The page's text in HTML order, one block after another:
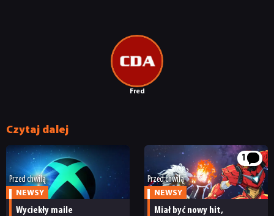
RECENZJE
PUBLICYSTYKA
RETRO
TECHNOLOGIE
Fred
Czytaj dalej
Przed chwilą
NEWSY
Wyciekły maile
1
Przed chwilą
NEWSY
Miał być nowy hit,